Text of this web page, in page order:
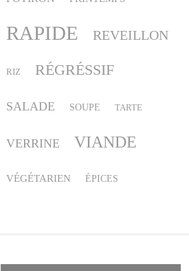
RAPIDE REVEILLON
RIZ RÉGRÉSSIF
SALADE SOUPE TARTE
VERRINE VIANDE
VÉGÉTARIEN ÉPICES